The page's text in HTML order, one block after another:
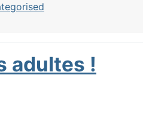
adultes !